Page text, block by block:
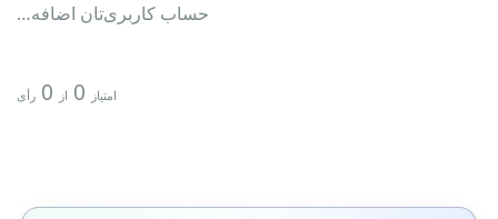
حساب کاربری‌تان اضافه…
امتیاز 0 از 0 رأی